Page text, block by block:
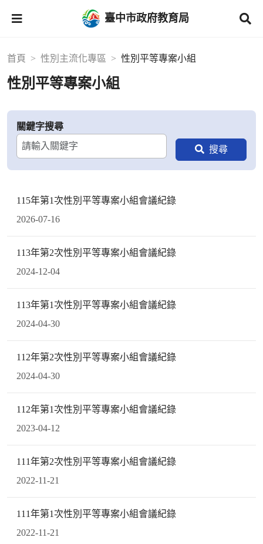
臺中市政府教育局
首頁 性別主流化專區 性別平等專案小組
性別平等專案小組
關鍵字搜尋
115年第1次性別平等專案小組會議紀錄
2026-07-16
113年第2次性別平等專案小組會議紀錄
2024-12-04
113年第1次性別平等專案小組會議紀錄
2024-04-30
112年第2次性別平等專案小組會議紀錄
2024-04-30
112年第1次性別平等專案小組會議紀錄
2023-04-12
111年第2次性別平等專案小組會議紀錄
2022-11-21
111年第1次性別平等專案小組會議紀錄
2022-11-21